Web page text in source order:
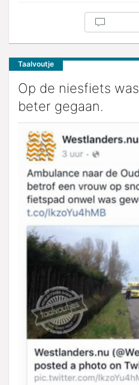
Taalvoutje
Op de niesfiets
beter gegaan.